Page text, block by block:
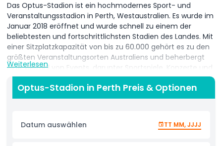
Das Optus-Stadion ist ein hochmodernes Sport- und
Veranstaltungsstadion in Perth, Westaustralien. Es wurde im
Januar 2018 eröffnet und wurde schnell zu einem der
beliebtesten und fortschrittlichsten Stadien des Landes. Mit
einer Sitzplatzkapazität von bis zu 60.000 gehört es zu den
größten Veranstaltungsorten Australiens und beherbergt
eine Vielzahl von Events, darunter Sportspiele, Konzerte und
mehr. Bekannt für sein beeindruckendes Design verfügt das
Optus-Stadion über eine große, kreisförmige
Zuschauerschale und ein einziehbares Dach, das Besucher
bedeutenden Teams der Australian Football League (AFL),
den West Coast Eagles und den Fremantle Dockers, was es
Weiterlesen
Optus-Stadion in Perth Preis & Optionen
Datum auswählen TT MM, JJJJ